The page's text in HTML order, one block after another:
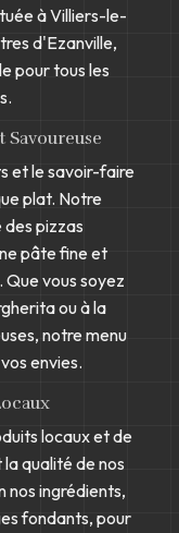
à Villiers-le-
d'Ezanville,
pour tous les
et le savoir-faire
plat. Notre
pizzas
pâte fine et
Que vous soyez
ou à la
notre menu
envies.
locaux et de
qualité de nos
nos ingrédients,
fondants, pour